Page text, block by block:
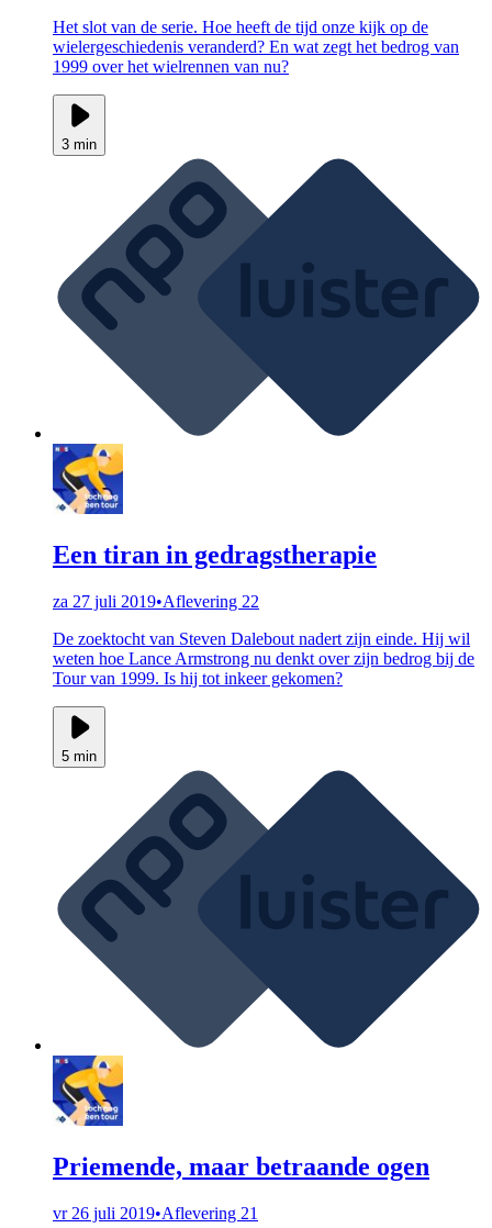
Het slot van de serie. Hoe heeft de tijd onze kijk op de
wielergeschiedenis veranderd? En wat zegt het bedrog van
1999 over het wielrennen van nu?
3 min
Een tiran in gedragstherapie
za 27 juli 2019•Aflevering 22
De zoektocht van Steven Dalebout nadert zijn einde. Hij wil
weten hoe Lance Armstrong nu denkt over zijn bedrog bij de
Tour van 1999. Is hij tot inkeer gekomen?
5 min
Priemende, maar betraande ogen
vr 26 juli 2019•Aflevering 21